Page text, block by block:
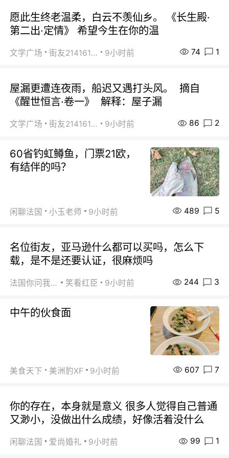
愿此生终老温柔，白云不羡仙乡。 《长生殿·
第二出·定情》 希望今生在你的温
文学广场 街友21416156 9小时前 74 1
屋漏更遭连夜雨，船迟又遇打头风。 摘自
《醒世恒言·卷一》 解释：屋子漏
文学广场 街友21416156 9小时前 86 2
60省钓虹鳟鱼，门票21欧，
有结伴的吗？
闲聊法国 小玉老师 9小时前 489 5
名位街友，亚马逊什么都可以买吗，怎么下
载，是不是还要认证，很麻烦吗
法国你问我答 笑看红臣 9小时前 244 3
中午的伙食面
美食天下 美洲豹XF 9小时前 607 7
你的存在，本身就是意义 很多人觉得自己普通
又渺小，没做出什么成绩，好像活着没什么
闲聊法国 爱尚婚礼 9小时前 99 1